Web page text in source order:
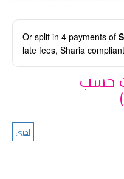
Or split in 4 payments of
late fees, Sharia
حسب
اخرى